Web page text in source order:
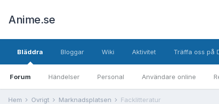
Anime.se
Bläddra
Forum Händelser Personal Användare online
Bloggar Wiki Aktivitet Träffa oss på
Hem Övrigt Marknadsplatsen Facklitteratur